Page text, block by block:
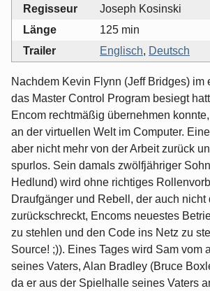
Regisseur
Joseph Kosinski
Länge
125 min
Trailer
Englisch, Deutsch
Nachdem Kevin Flynn (Jeff Bridges) im
das Master Control Program besiegt
Encom rechtmäßig übernehmen
an der virtuellen Welt im Computer.
aber nicht mehr von der Arbeit zurück
spurlos. Sein damals zwölfjähriger
Hedlund) wird ohne richtiges
Draufgänger und Rebell, der auch nicht
zurückschreckt, Encoms neuestes
zu stehlen und den Code ins Netz zu
Source! ;)). Eines Tages wird Sam vom
seines Vaters, Alan Bradley (Bruce
da er aus der Spielhalle seines Vaters